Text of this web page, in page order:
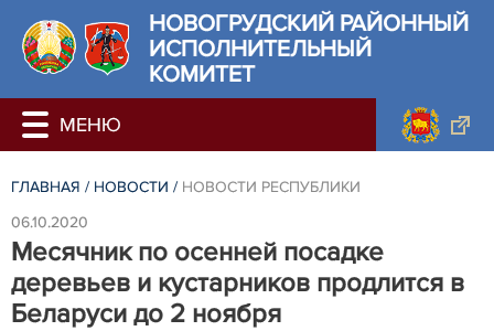
НОВОГРУДСКИЙ РАЙОННЫЙ
ИСПОЛНИТЕЛЬНЫЙ
КОМИТЕТ
ГЛАВНАЯ / НОВОСТИ / НОВОСТИ РЕСПУБЛИКИ
06.10.2020
Месячник по осенней посадке
деревьев и кустарников продлится в
Беларуси до 2 ноября